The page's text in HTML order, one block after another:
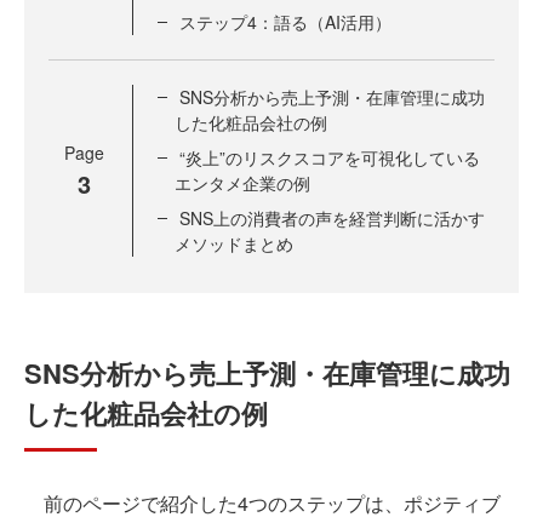
ステップ4：語る（AI活用）
Page
3
SNS分析から売上予測・在庫管理に成功
した化粧品会社の例
“炎上”のリスクスコアを可視化している
エンタメ企業の例
SNS上の消費者の声を経営判断に活かす
メソッドまとめ
SNS分析から売上予測・在庫管理に成功
した化粧品会社の例
前のページで紹介した4つのステップは、ポジティブ